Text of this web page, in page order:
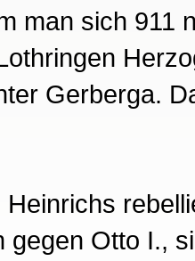
man sich 911
Gerberga.
Heinrichs
gegen Otto I.,